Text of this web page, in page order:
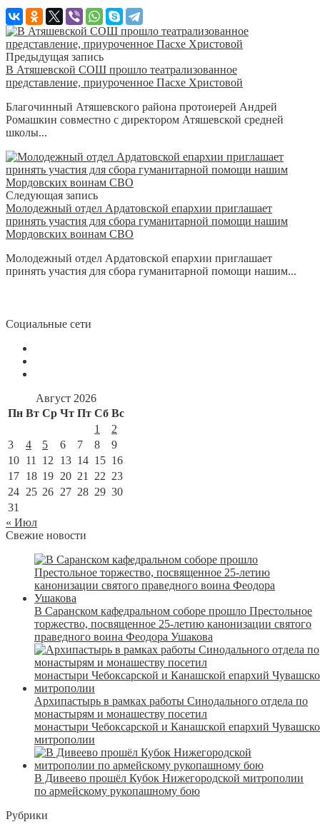
Предыдущая запись
В Атяшевской СОШ прошло театрализованное
представление, приуроченное Пасхе Христовой
Благочинный Атяшевского района протоиерей Андрей
Ромашкин совместно с директором Атяшевской средней
школы...
Следующая запись
Молодежный отдел Ардатовской епархии приглашает
принять участия для сбора гуманитарной помощи нашим
Мордовских воинам СВО
Молодежный отдел Ардатовской епархии приглашает
принять участия для сбора гуманитарной помощи нашим...
Социальные сети
Август 2026
Пн Вт Ср Чт Пт Сб Вс
1
2
3
4 5 6 7 8
9
10 11 12 13 14 15 16
17 18 19 20 21 22 23
24 25 26 27 28 29 30
31
« Июл
Свежие новости
В Саранском кафедральном соборе прошло Престольное
торжество, посвященное 25-летию канонизации святого
праведного воина Феодора Ушакова
Архипастырь в рамках работы Синодального отдела по
монастырям и монашеству посетил
монастыри Чебоксарской и Канашской епархий
митрополии
В Дивеево прошёл Кубок Нижегородской митрополии
по армейскому рукопашному бою
Рубрики